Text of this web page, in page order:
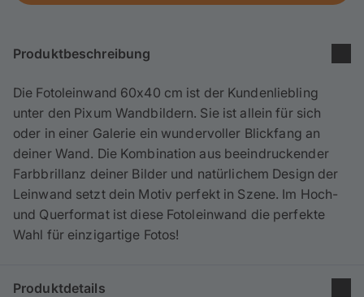
Produktbeschreibung
Die Fotoleinwand 60x40 cm ist der Kundenliebling
unter den Pixum Wandbildern. Sie ist allein für sich
oder in einer Galerie ein wundervoller Blickfang an
deiner Wand. Die Kombination aus beeindruckender
Farbbrillanz deiner Bilder und natürlichem Design der
Leinwand setzt dein Motiv perfekt in Szene. Im Hoch-
und Querformat ist diese Fotoleinwand die perfekte
Wahl für einzigartige Fotos!
Produktdetails